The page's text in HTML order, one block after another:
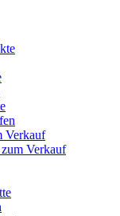
Verkauf
Verkauf